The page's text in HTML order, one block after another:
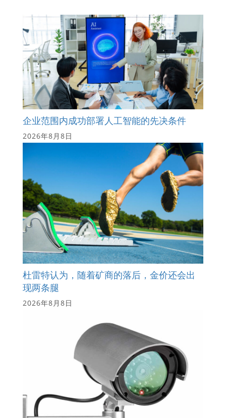
企业范围内成功部署人工智能的先决条件
2026年8月8日
杜雷特认为，随着矿商的落后，金价还会出
现两条腿
2026年8月8日